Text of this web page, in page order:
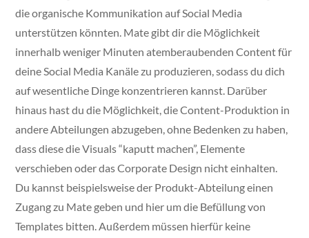
die organische Kommunikation auf Social Media
unterstützen könnten. Mate gibt dir die Möglichkeit
innerhalb weniger Minuten atemberaubenden Content für
deine Social Media Kanäle zu produzieren, sodass du dich
auf wesentliche Dinge konzentrieren kannst. Darüber
hinaus hast du die Möglichkeit, die Content-Produktion in
andere Abteilungen abzugeben, ohne Bedenken zu haben,
dass diese die Visuals “kaputt machen”, Elemente
verschieben oder das Corporate Design nicht einhalten.
Du kannst beispielsweise der Produkt-Abteilung einen
Zugang zu Mate geben und hier um die Befüllung von
Templates bitten. Außerdem müssen hierfür keine